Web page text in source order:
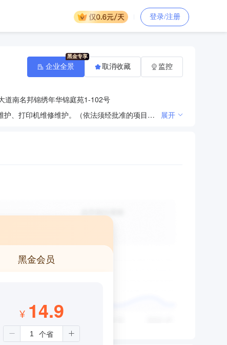
登录/注册
道南名邦锦绣年华锦庭苑1-102号
数码产品、办公设备及耗材、计算机及周边产品、电子产品、办公文具、日用百货销售，网络布线、网络维护、打印机维修维护。（依法须经批准的项目，经相关部门批准后方可开展经营活动） 展开
企业全景 取消收藏 监控
黑金会员
¥ 14.9